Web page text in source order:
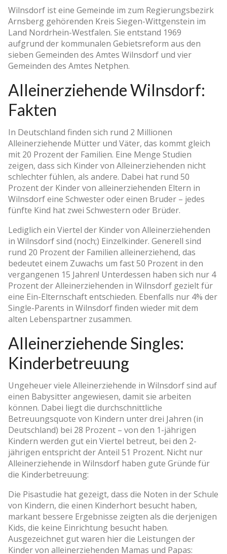
Wilnsdorf ist eine Gemeinde im zum Regierungsbezirk
Arnsberg gehörenden Kreis Siegen-Wittgenstein im
Land Nordrhein-Westfalen. Sie entstand 1969
aufgrund der kommunalen Gebietsreform aus den
sieben Gemeinden des Amtes Wilnsdorf und vier
Gemeinden des Amtes Netphen.
Alleinerziehende Wilnsdorf:
Fakten
In Deutschland finden sich rund 2 Millionen
Alleinerziehende Mütter und Väter, das kommt gleich
mit 20 Prozent der Familien. Eine Menge Studien
zeigen, dass sich Kinder von Alleinerziehenden nicht
schlechter fühlen, als andere. Dabei hat rund 50
Prozent der Kinder von alleinerziehenden Eltern in
Wilnsdorf eine Schwester oder einen Bruder – jedes
fünfte Kind hat zwei Schwestern oder Brüder.
Lediglich ein Viertel der Kinder von Alleinerziehenden
in Wilnsdorf sind (noch;) Einzelkinder. Generell sind
rund 20 Prozent der Familien alleinerziehend, das
bedeutet einem Zuwachs um fast 50 Prozent in den
vergangenen 15 Jahren! Unterdessen haben sich nur 4
Prozent der Alleinerziehenden in Wilnsdorf gezielt für
eine Ein-Elternschaft entschieden. Ebenfalls nur 4% der
Single-Parents in Wilnsdorf finden wieder mit dem
alten Lebenspartner zusammen.
Alleinerziehende Singles:
Kinderbetreuung
Ungeheuer viele Alleinerziehende in Wilnsdorf sind auf
einen Babysitter angewiesen, damit sie arbeiten
können. Dabei liegt die durchschnittliche
Betreuungsquote von Kindern unter drei Jahren (in
Deutschland) bei 28 Prozent – von den 1-jährigen
Kindern werden gut ein Viertel betreut, bei den 2-
jährigen entspricht der Anteil 51 Prozent. Nicht nur
Alleinerziehende in Wilnsdorf haben gute Gründe für
die Kinderbetreuung:
Die Pisastudie hat gezeigt, dass die Noten in der Schule
von Kindern, die einen Kinderhort besucht haben,
markant bessere Ergebnisse zeigten als die derjenigen
Kids, die keine Einrichtung besucht haben.
Ausgezeichnet gut waren hier die Leistungen der
Kinder von alleinerziehenden Mamas und Papas: